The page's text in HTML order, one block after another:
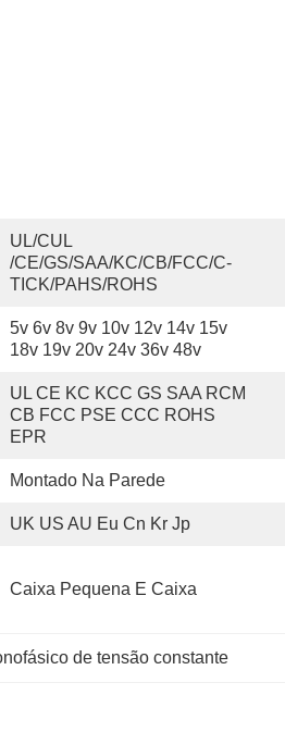
UL/cUL
/CE/GS/SAA/KC/CB/FCC/C-
TICK/PAHS/ROHS
5v 6v 8v 9v 10v 12v 14v 15v
18v 19v 20v 24v 36v 48v
UL CE KC KCC GS SAA RCM
CB FCC PSE CCC ROHS
EPR
Montado Na Parede
UK US AU Eu Cn Kr Jp
Caixa Pequena E Caixa
de tensão constante